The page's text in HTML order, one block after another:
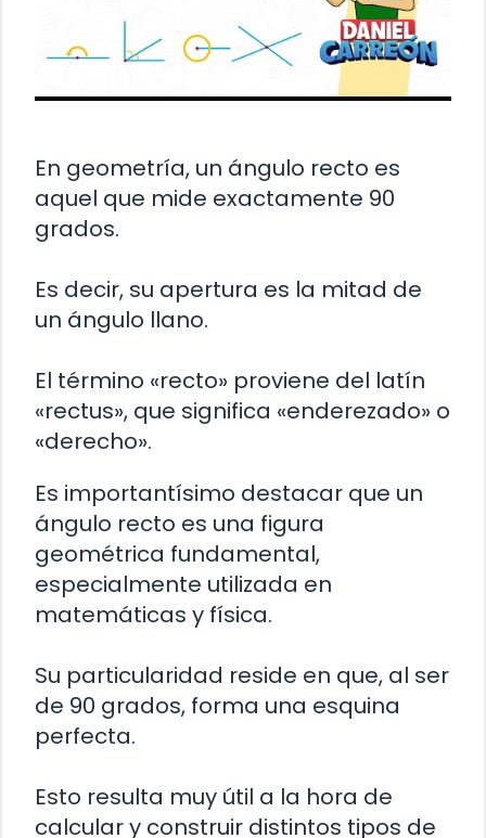
En geometría, un ángulo recto es
aquel que mide exactamente 90
grados.
Es decir, su apertura es la mitad de
un ángulo llano.
El término «recto» proviene del latín
«rectus», que significa «enderezado» o
«derecho».
Es importantísimo destacar que un
ángulo recto es una figura
geométrica fundamental,
especialmente utilizada en
matemáticas y física.
Su particularidad reside en que, al ser
de 90 grados, forma una esquina
perfecta.
Esto resulta muy útil a la hora de
calcular y construir distintos tipos de